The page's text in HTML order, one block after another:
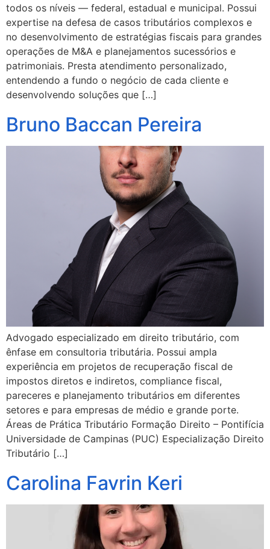
todos os níveis — federal, estadual e municipal. Possui
expertise na defesa de casos tributários complexos e
no desenvolvimento de estratégias fiscais para grandes
operações de M&A e planejamentos sucessórios e
patrimoniais. Presta atendimento personalizado,
entendendo a fundo o negócio de cada cliente e
desenvolvendo soluções que […]
Bruno Baccan Pereira
Advogado especializado em direito tributário, com
ênfase em consultoria tributária. Possui ampla
experiência em projetos de recuperação fiscal de
impostos diretos e indiretos, compliance fiscal,
pareceres e planejamento tributários em diferentes
setores e para empresas de médio e grande porte.
Áreas de Prática Tributário Formação Direito – Pontifícia
Universidade de Campinas (PUC) Especialização Direito
Tributário […]
Carolina Favrin Keri